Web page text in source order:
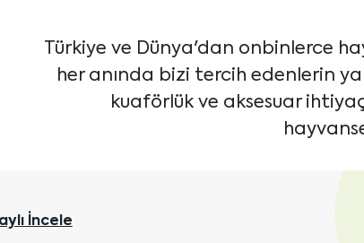
Türkiye ve Dünya'dan onbinlerce
her anında bizi tercih edenlerin
kuaförlük ve aksesuar
İncele